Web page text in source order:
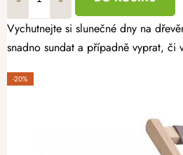
Vychutnejte si slunečné dny na
snadno sundat a případně vyprat, či
-20%